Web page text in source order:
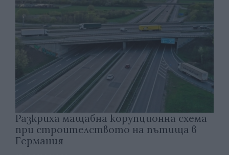
Разкриха мащабна корупционна схема
при строителството на пътища в
Германия